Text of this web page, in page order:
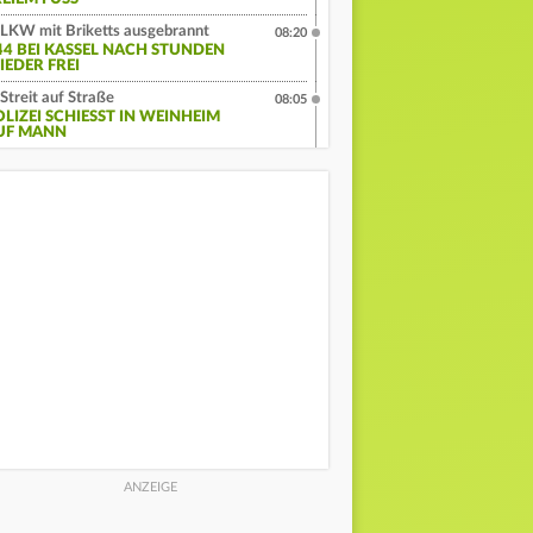
LKW mit Briketts ausgebrannt
BEI KASSEL NACH STUNDEN
FREI
08:20
Streit auf Straße
SCHIESST IN WEINHEIM A
MANN
08:05